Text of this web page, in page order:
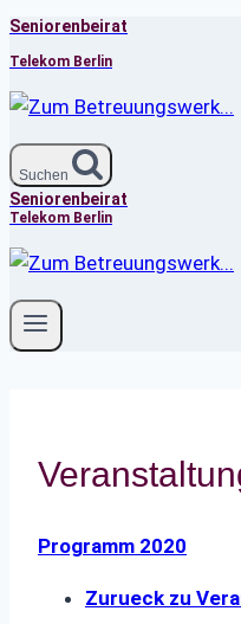
Zum
Inhalt
springen
Seniorenbeirat
Telekom Berlin
Suchen
Seniorenbeirat
Telekom Berlin
Programm 2020
Zurueck zu